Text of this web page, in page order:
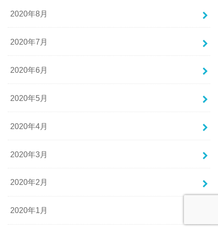
2020年8月
2020年7月
2020年6月
2020年5月
2020年4月
2020年3月
2020年2月
2020年1月